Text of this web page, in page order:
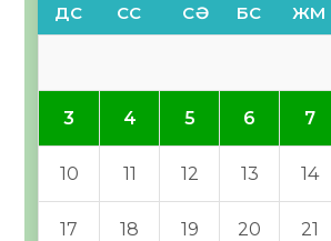
ДС СС СӘ БС ЖМ
3 4 5 6 7
10 11 12 13 14
17 18 19 20 21